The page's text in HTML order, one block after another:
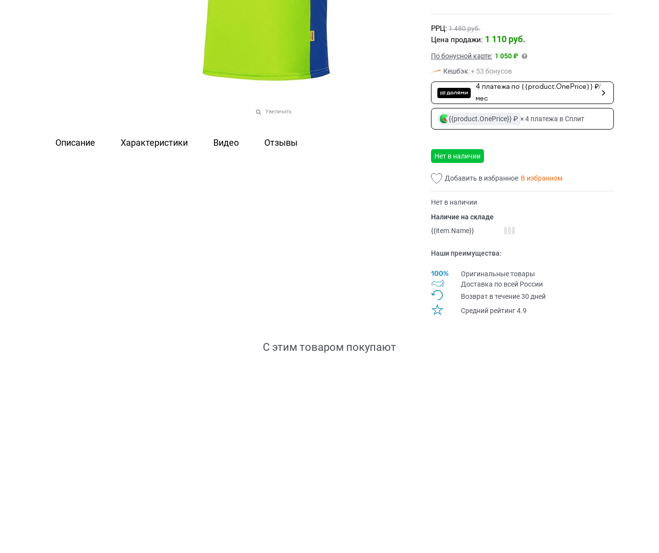
Увеличить
Описание Характеристики Видео Отзывы
РРЦ: 1 480 руб.
Цена продажи: 1 110 руб.
По бонусной карте: 1 050 ₽
Кешбэк:+ 53 бонусов
4 платежа по {{product.OnePrice}} ₽/
мес
{{product.OnePrice}} ₽ × 4 платежа в Сплит
Нет в наличии
Добавить в избранное В избранном
Нет в наличии
Наличие на складе
{{item.Name}}
Наши преимущества:
Оригинальные товары
Доставка по всей Pоссии
Возврат в течение 30 дней
Средний рейтинг 4.9
С этим товаром покупают